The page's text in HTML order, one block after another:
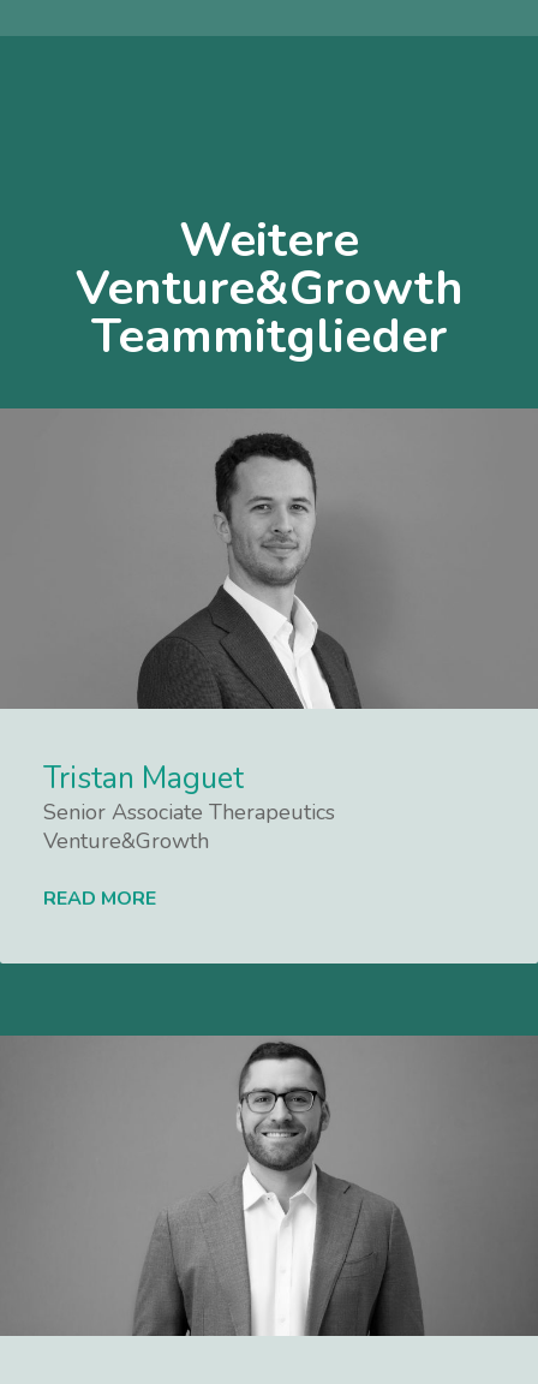
Weitere
Venture&Growth
Teammitglieder
Tristan Maguet
Senior Associate Therapeutics
Venture&Growth
READ MORE